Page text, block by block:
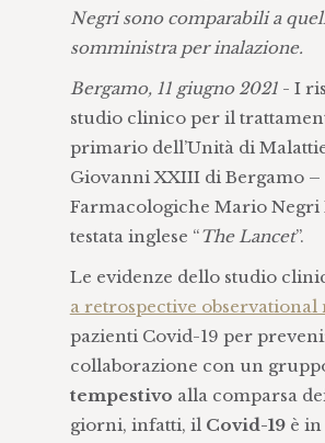
Negri sono comparabili a
somministra per inalazione.
Bergamo, 11 giugno 2021- I
studio clinico per il
primario dell’Unità di
Giovanni XXIII di Bergamo –
Farmacologiche Mario Negri
testata inglese “The Lancet”.
Le evidenze dello studio
a retrospective
pazienti Covid-19 per
collaborazione con un
tempestivo alla comparsa
giorni, infatti, il Covid-19è in